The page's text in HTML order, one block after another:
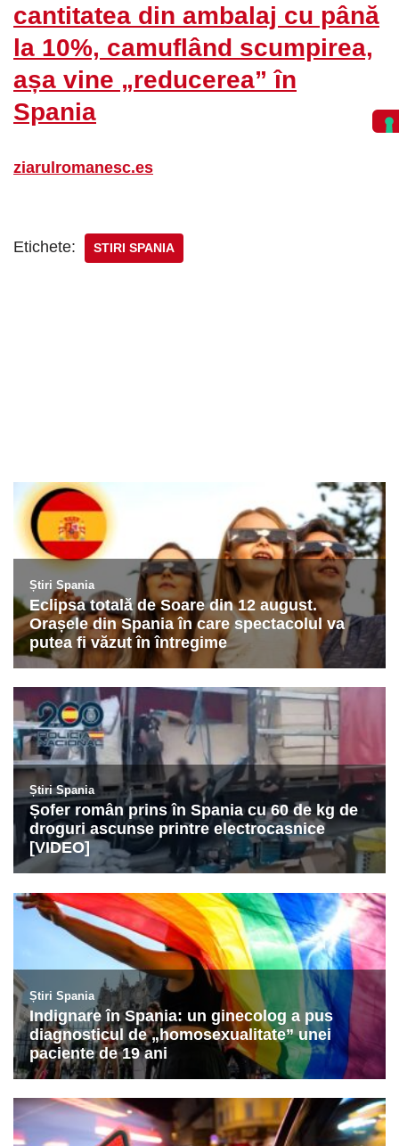
cantitatea din ambalaj cu până
la 10%, camuflând scumpirea,
așa vine „reducerea” în
Spania
ziarulromanesc.es
Etichete: STIRI SPANIA